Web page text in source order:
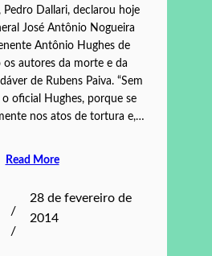
Pedro Dallari, declarou hoje
José Antônio Nogueira
Antônio Hughes de
os autores da morte e da
de Rubens Paiva. “Sem
oficial Hughes, porque se
nos atos de tortura e,…
Read More
/
/
28 de fevereiro de
2014